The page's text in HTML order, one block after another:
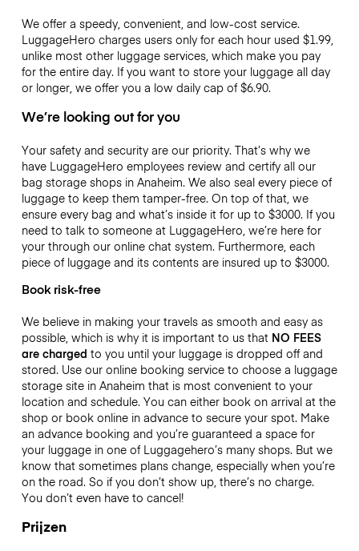
We offer a speedy, convenient, and low-cost service.
LuggageHero charges users only for each hour used $1.99,
unlike most other luggage services, which make you pay
for the entire day. If you want to store your luggage all day
or longer, we offer you a low daily cap of$6.90.
We’re looking out for you
Your safety and security are our priority. That’s why we
have LuggageHero employees review and certify all our
bag storage shops in Anaheim. We also seal every piece of
luggage to keep them tamper-free. On top of that, we
ensure every bag and what’s inside it for up to $3000. If you
need to talk to someone at LuggageHero, we’re here for
your through our online chat system. Furthermore, each
piece of luggage and its contents are insured up to $3000.
Book risk-free
We believe in making your travels as smooth and easy as
possible, which is why it is important to us that NO FEES
are charged to you until your luggage is dropped off and
stored. Use our online booking service to choose a luggage
storage site in Anaheim that is most convenient to your
location and schedule. You can either book on arrival at the
shop or book online in advance to secure your spot. Make
an advance booking and you’re guaranteed a space for
your luggage in one of Luggagehero’s many shops. But we
know that sometimes plans change, especially when you’re
on the road. So if you don’t show up, there’s no charge.
You don’t even have to cancel!
Prijzen